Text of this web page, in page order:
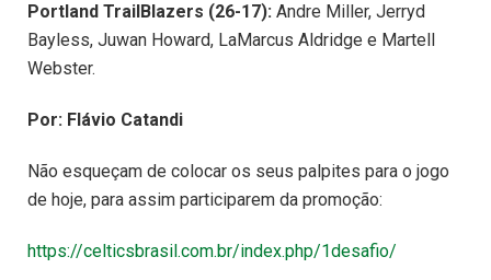
Portland TrailBlazers (26-17): Andre Miller, Jerryd
Bayless, Juwan Howard, LaMarcus Aldridge e Martell
Webster.
Por: Flávio Catandi
Não esqueçam de colocar os seus palpites para o jogo
de hoje, para assim participarem da promoção:
https://celticsbrasil.com.br/index.php/1desafio/